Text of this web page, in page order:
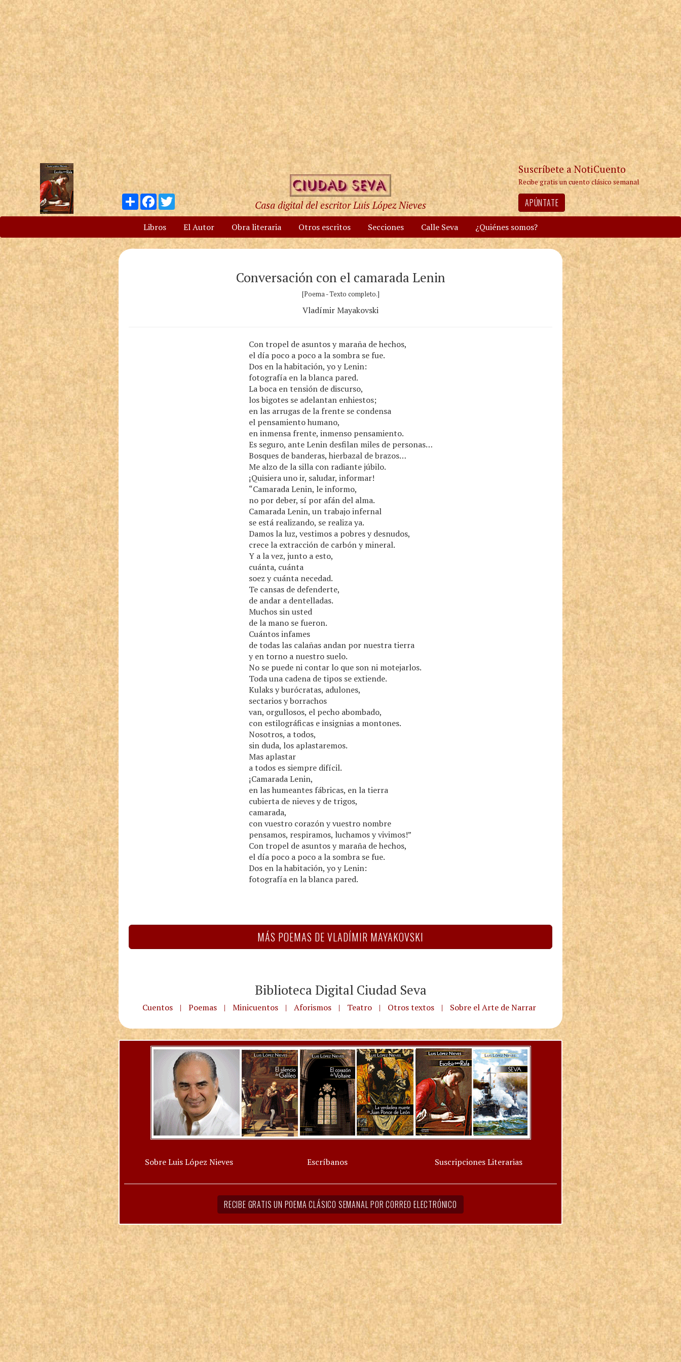
Compartir
Facebook
Twitter
Casa digital del escritor Luis López Nieves
Suscríbete a NotiCuento
Recibe gratis un cuento clásico semanal
APÚNTATE
Libros El Autor Obra literaria Otros escritos Secciones Calle Seva ¿Quiénes somos?
Conversación con el camarada Lenin
[Poema - Texto completo.]
Vladímir Mayakovski
Con tropel de asuntos y maraña de hechos,
el día poco a poco a la sombra se fue.
Dos en la habitación, yo y Lenin:
fotografía en la blanca pared.
La boca en tensión de discurso,
los bigotes se adelantan enhiestos;
en las arrugas de la frente se condensa
el pensamiento humano,
en inmensa frente, inmenso pensamiento.
Es seguro, ante Lenin desfilan miles de personas…
Bosques de banderas, hierbazal de brazos…
Me alzo de la silla con radiante júbilo.
¡Quisiera uno ir, saludar, informar!
“Camarada Lenin, le informo,
no por deber, sí por afán del alma.
Camarada Lenin, un trabajo infernal
se está realizando, se realiza ya.
Damos la luz, vestimos a pobres y desnudos,
crece la extracción de carbón y mineral.
Y a la vez, junto a esto,
cuánta, cuánta
soez y cuánta necedad.
Te cansas de defenderte,
de andar a dentelladas.
Muchos sin usted
de la mano se fueron.
Cuántos infames
de todas las calañas andan por nuestra tierra
y en torno a nuestro suelo.
No se puede ni contar lo que son ni motejarlos.
Toda una cadena de tipos se extiende.
Kulaks y burócratas, adulones,
sectarios y borrachos
van, orgullosos, el pecho abombado,
con estilográficas e insignias a montones.
Nosotros, a todos,
sin duda, los aplastaremos.
Mas aplastar
a todos es siempre difícil.
¡Camarada Lenin,
en las humeantes fábricas, en la tierra
cubierta de nieves y de trigos,
camarada,
con vuestro corazón y vuestro nombre
pensamos, respiramos, luchamos y vivimos!”
Con tropel de asuntos y maraña de hechos,
el día poco a poco a la sombra se fue.
Dos en la habitación, yo y Lenin:
fotografía en la blanca pared.
MÁS POEMAS DE VLADÍMIR MAYAKOVSKI
Biblioteca Digital Ciudad Seva
Cuentos | Poemas | Minicuentos | Aforismos | Teatro | Otros textos | Sobre el Arte de Narrar
Sobre Luis López Nieves Escríbanos Suscripciones Literarias
RECIBE GRATIS UN POEMA CLÁSICO SEMANAL POR CORREO ELECTRÓNICO